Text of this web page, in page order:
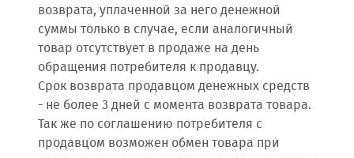
возврата, уплаченной за него денежной
суммы только в случае, если аналогичный
товар отсутствует в продаже на день
обращения потребителя к продавцу.
Срок возврата продавцом денежных средств
- не более 3 дней с момента возврата товара.
Так же по соглашению потребителя с
продавцом возможен обмен товара при